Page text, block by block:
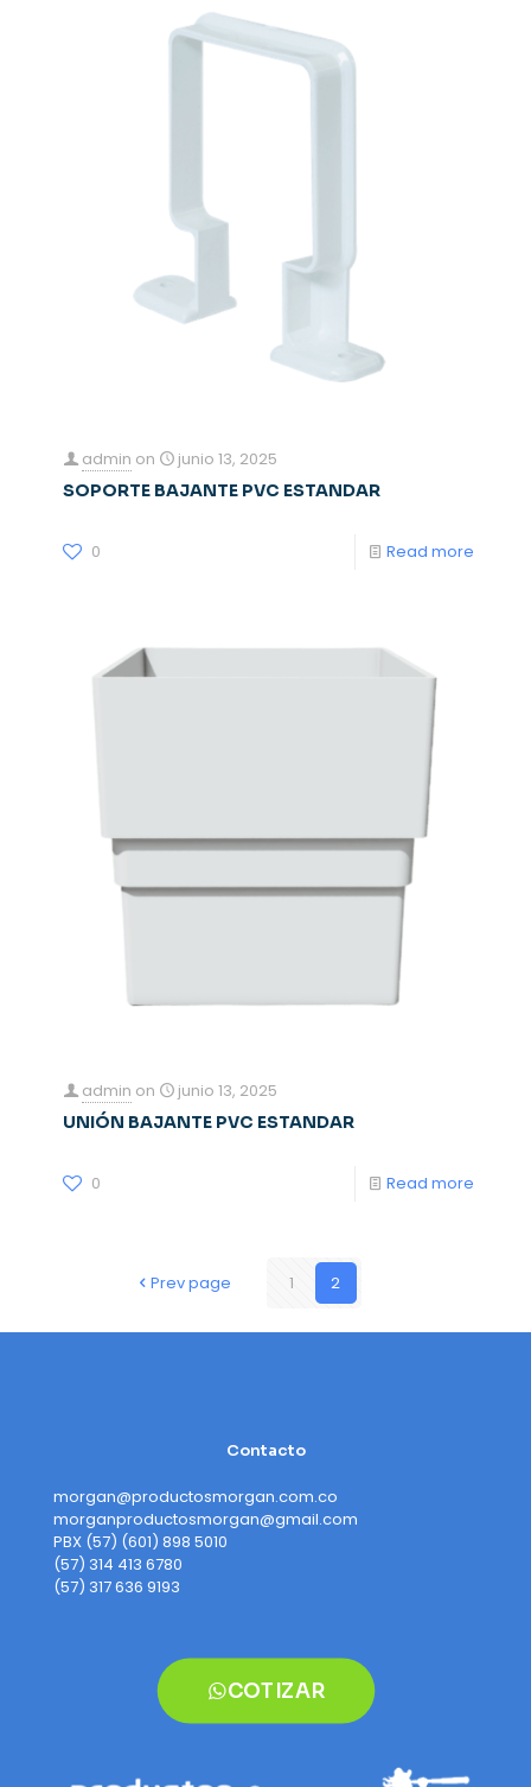
admin on junio 13, 2025
SOPORTE BAJANTE PVC ESTANDAR
0 Read more
admin on junio 13, 2025
UNIÓN BAJANTE PVC ESTANDAR
0 Read more
Prev page 1 2
Contacto
morgan@productosmorgan.com.co
morganproductosmorgan@gmail.com
PBX (57) (601) 898 5010
(57) 314 413 6780
(57) 317 636 9193
COTIZAR